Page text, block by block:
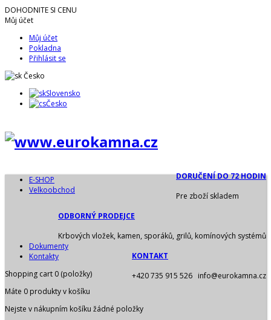
DOHODNITE SI CENU
Můj účet
Můj účet
Pokladna
Přihlásit se
Česko
Slovensko
Česko
DORUČENÍ DO 72 HODIN
Pre zboží skladem
ODBORNÝ PRODEJCE
Krbových vložek, kamen, sporáků, grilů, komínových systémů
KONTAKT
+420 735 915 526 info@eurokamna.cz
E-SHOP
Velkoobchod
Dokumenty
Kontakty
Shopping cart 0 (položky)
Máte 0 produkty v košíku
Nejste v nákupním košíku žádné položky